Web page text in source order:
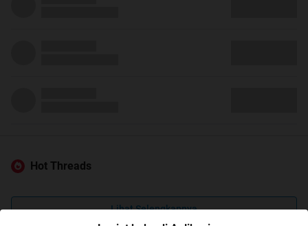
Hot Threads
Lihat Selengkapnya